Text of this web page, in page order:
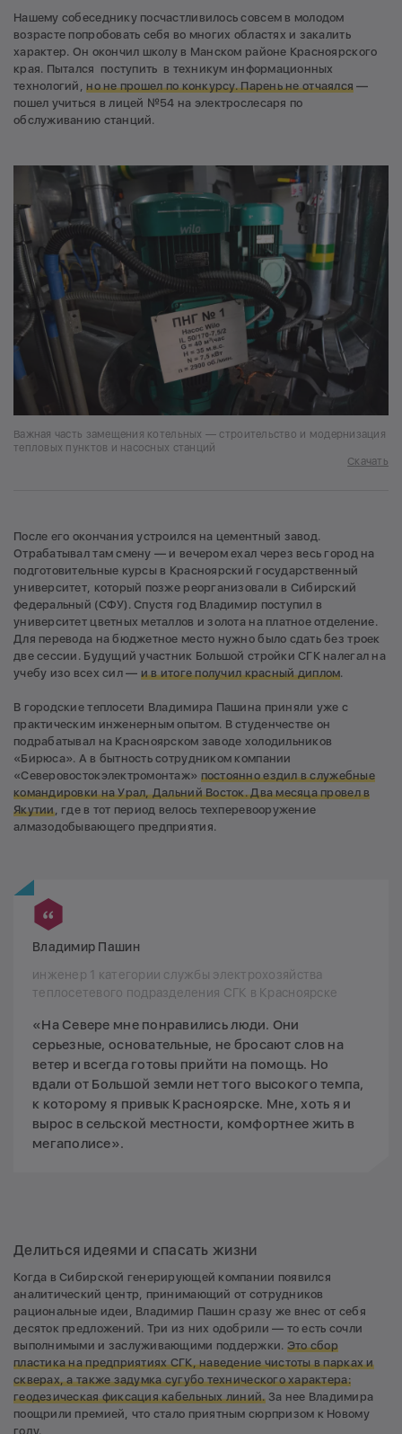
Нашему собеседнику посчастливилось совсем в молодом
возрасте попробовать себя во многих областях и закалить
характер. Он окончил школу в Манском районе Красноярского
края. Пытался поступить в техникум информационных
технологий,но не прошел по конкурсу. Парень не отчаялся —
пошел учиться в лицей №54 на электрослесаря по
обслуживанию станций.
Важная часть замещения котельных — строительство и модернизация
тепловых пунктов и насосных станций
Скачать
После его окончания устроился на цементный завод.
Отрабатывал там смену — и вечером ехал через весь город на
подготовительные курсы в Красноярский государственный
университет, который позже реорганизовали в Сибирский
федеральный (СФУ). Спустя год Владимир поступил в
университет цветных металлов и золота на платное отделение.
Для перевода на бюджетное место нужно было сдать без троек
две сессии. Будущий участник Большой стройки СГК налегал на
учебу изо всех сил — и в итоге получил красный диплом.
В городские теплосети Владимира Пашина приняли уже с
практическим инженерным опытом. В студенчестве он
подрабатывал на Красноярском заводе холодильников
«Бирюса». А в бытность сотрудником компании
«Северовостокэлектромонтаж» постоянно ездил в служебные
командировки на Урал, Дальний Восток. Два месяца провел в
Якутии, где в тот период велось техперевооружение
алмазодобывающего предприятия.
Владимир Пашин
инженер 1 категории службы электрохозяйства
теплосетевого подразделения СГК в Красноярске
«На Севере мне понравились люди. Они
серьезные, основательные, не бросают слов на
ветер и всегда готовы прийти на помощь. Но
вдали от Большой земли нет того высокого темпа,
к которому я привык Красноярске. Мне, хоть я и
вырос в сельской местности, комфортнее жить в
мегаполисе».
Делиться идеями и спасать жизни
Когда в Сибирской генерирующей компании появился
аналитический центр, принимающий от сотрудников
рациональные идеи, Владимир Пашин сразу же внес от себя
десяток предложений. Три из них одобрили — то есть сочли
выполнимыми и заслуживающими поддержки. Это сбор
пластика на предприятиях СГК, наведение чистоты в парках и
скверах, а также задумка сугубо технического характера:
геодезическая фиксация кабельных линий.За нее Владимира
поощрили премией, что стало приятным сюрпризом к Новому
году.